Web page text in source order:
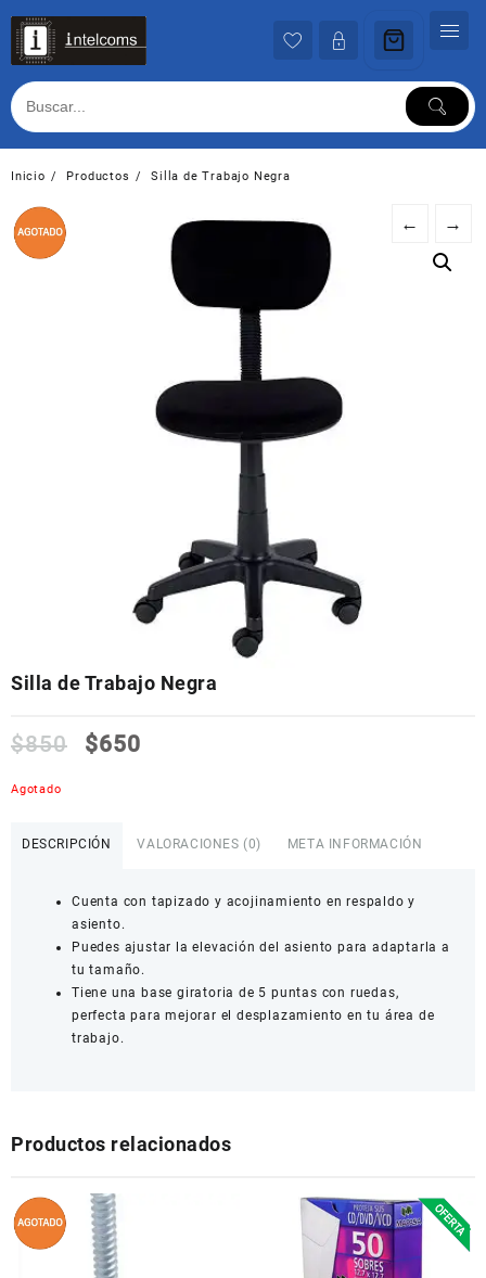
contenido
Inicio Productos Silla de Trabajo Negra
← →
Silla de Trabajo Negra
$850 $650
Agotado
DESCRIPCIÓN VALORACIONES (0) META INFORMACIÓN
Cuenta con tapizado y acojinamiento en respaldo y
asiento.
Puedes ajustar la elevación del asiento para adaptarla a
tu tamaño.
Tiene una base giratoria de 5 puntas con ruedas,
perfecta para mejorar el desplazamiento en tu área de
trabajo.
Productos relacionados